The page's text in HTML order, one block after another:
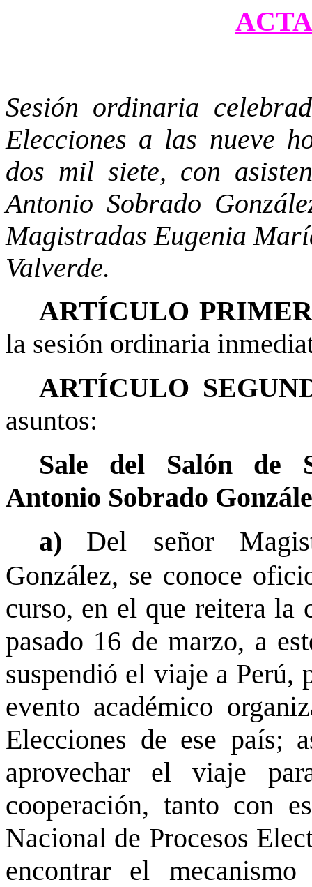
ACTA
Sesión ordinaria
Elecciones a las nueve
dos mil siete, con
Antonio Sobrado
Magistradas Eugenia
Valverde.
ARTÍCULO
la sesión ordinaria
ARTÍCULO
asuntos:
Sale del Salón de
Antonio Sobrado
a)
Del señor
González, se conoce
curso, en el que reitera la
pasado 16 de marzo, a
suspendió el viaje a Perú,
evento académico
Elecciones de ese país;
aprovechar el viaje
cooperación, tanto con
Nacional de Procesos
encontrar el